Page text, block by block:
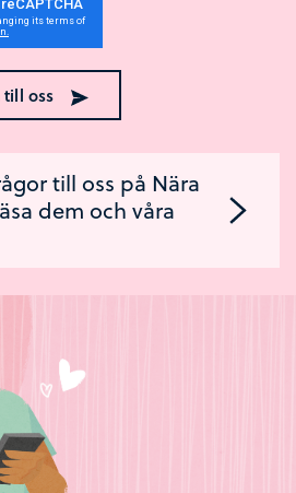
oss
till oss på Nära
dem och våra